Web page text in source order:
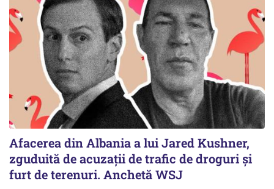
Afacerea din Albania a lui Jared Kushner,
zguduită de acuzații de trafic de droguri și
furt de terenuri. Anchetă WSJ